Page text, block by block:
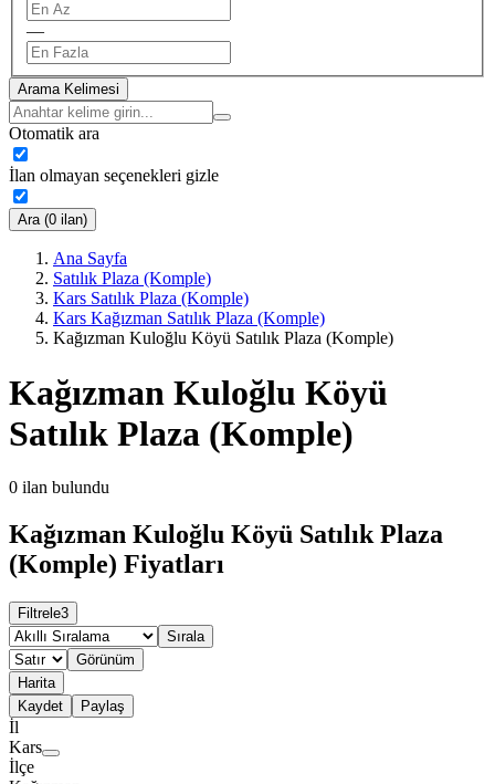
—
Arama Kelimesi
Otomatik ara
İlan olmayan seçenekleri gizle
Ara (0 ilan)
Ana Sayfa
Satılık Plaza (Komple)
Kars Satılık Plaza (Komple)
Kars Kağızman Satılık Plaza (Komple)
Kağızman Kuloğlu Köyü Satılık Plaza (Komple)
Kağızman Kuloğlu Köyü
Satılık Plaza (Komple)
0 ilan bulundu
Kağızman Kuloğlu Köyü Satılık Plaza
(Komple) Fiyatları
Filtrele3
Sırala
Görünüm
Harita
Kaydet
Paylaş
İl
Kars
İlçe